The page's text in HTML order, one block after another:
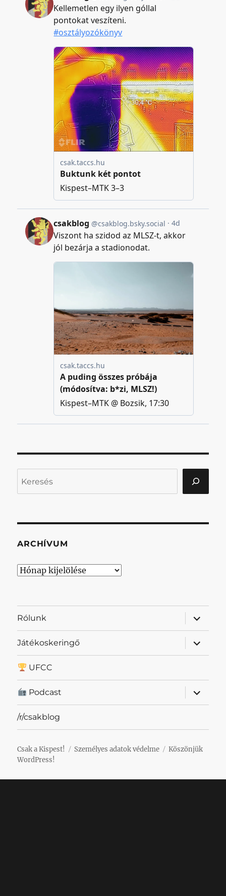
ARCHÍVUM
Archívum
Rólunk
almenü
Játékoskeringő
almenü
UFCC
Podcast
almenü
/r/csakblog
Csak a Kispest! Személyes adatok védelme
Köszönjük
WordPress!